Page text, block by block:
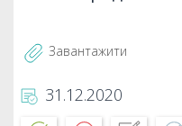
Завантажити
31.12.2020